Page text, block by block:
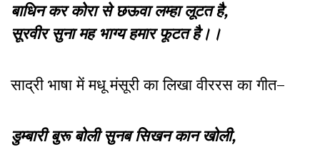
बाधिन कर कोरा से छऊवा लम्हा लूटत है,
सूरवीर सुना मह भाग्य हमार फूटत है।।
साद्री भाषा में मधू मंसूरी का लिखा वीररस का गीत–
डुम्बारी बुरू बोली सुनब सिखन कान खोली,